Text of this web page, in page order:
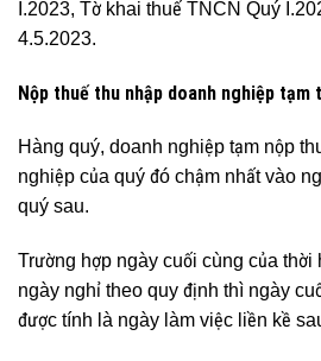
I.2023, Tờ khai thuế TNCN Quý
4.5.2023.
Nộp thuế thu nhập doanh nghiệp tạm
Hàng quý, doanh nghiệp tạm nộp
nghiệp của quý đó chậm nhất vào
quý sau.
Trường hợp ngày cuối cùng của thời
ngày nghỉ theo quy định thì ngày
được tính là ngày làm việc liền kề